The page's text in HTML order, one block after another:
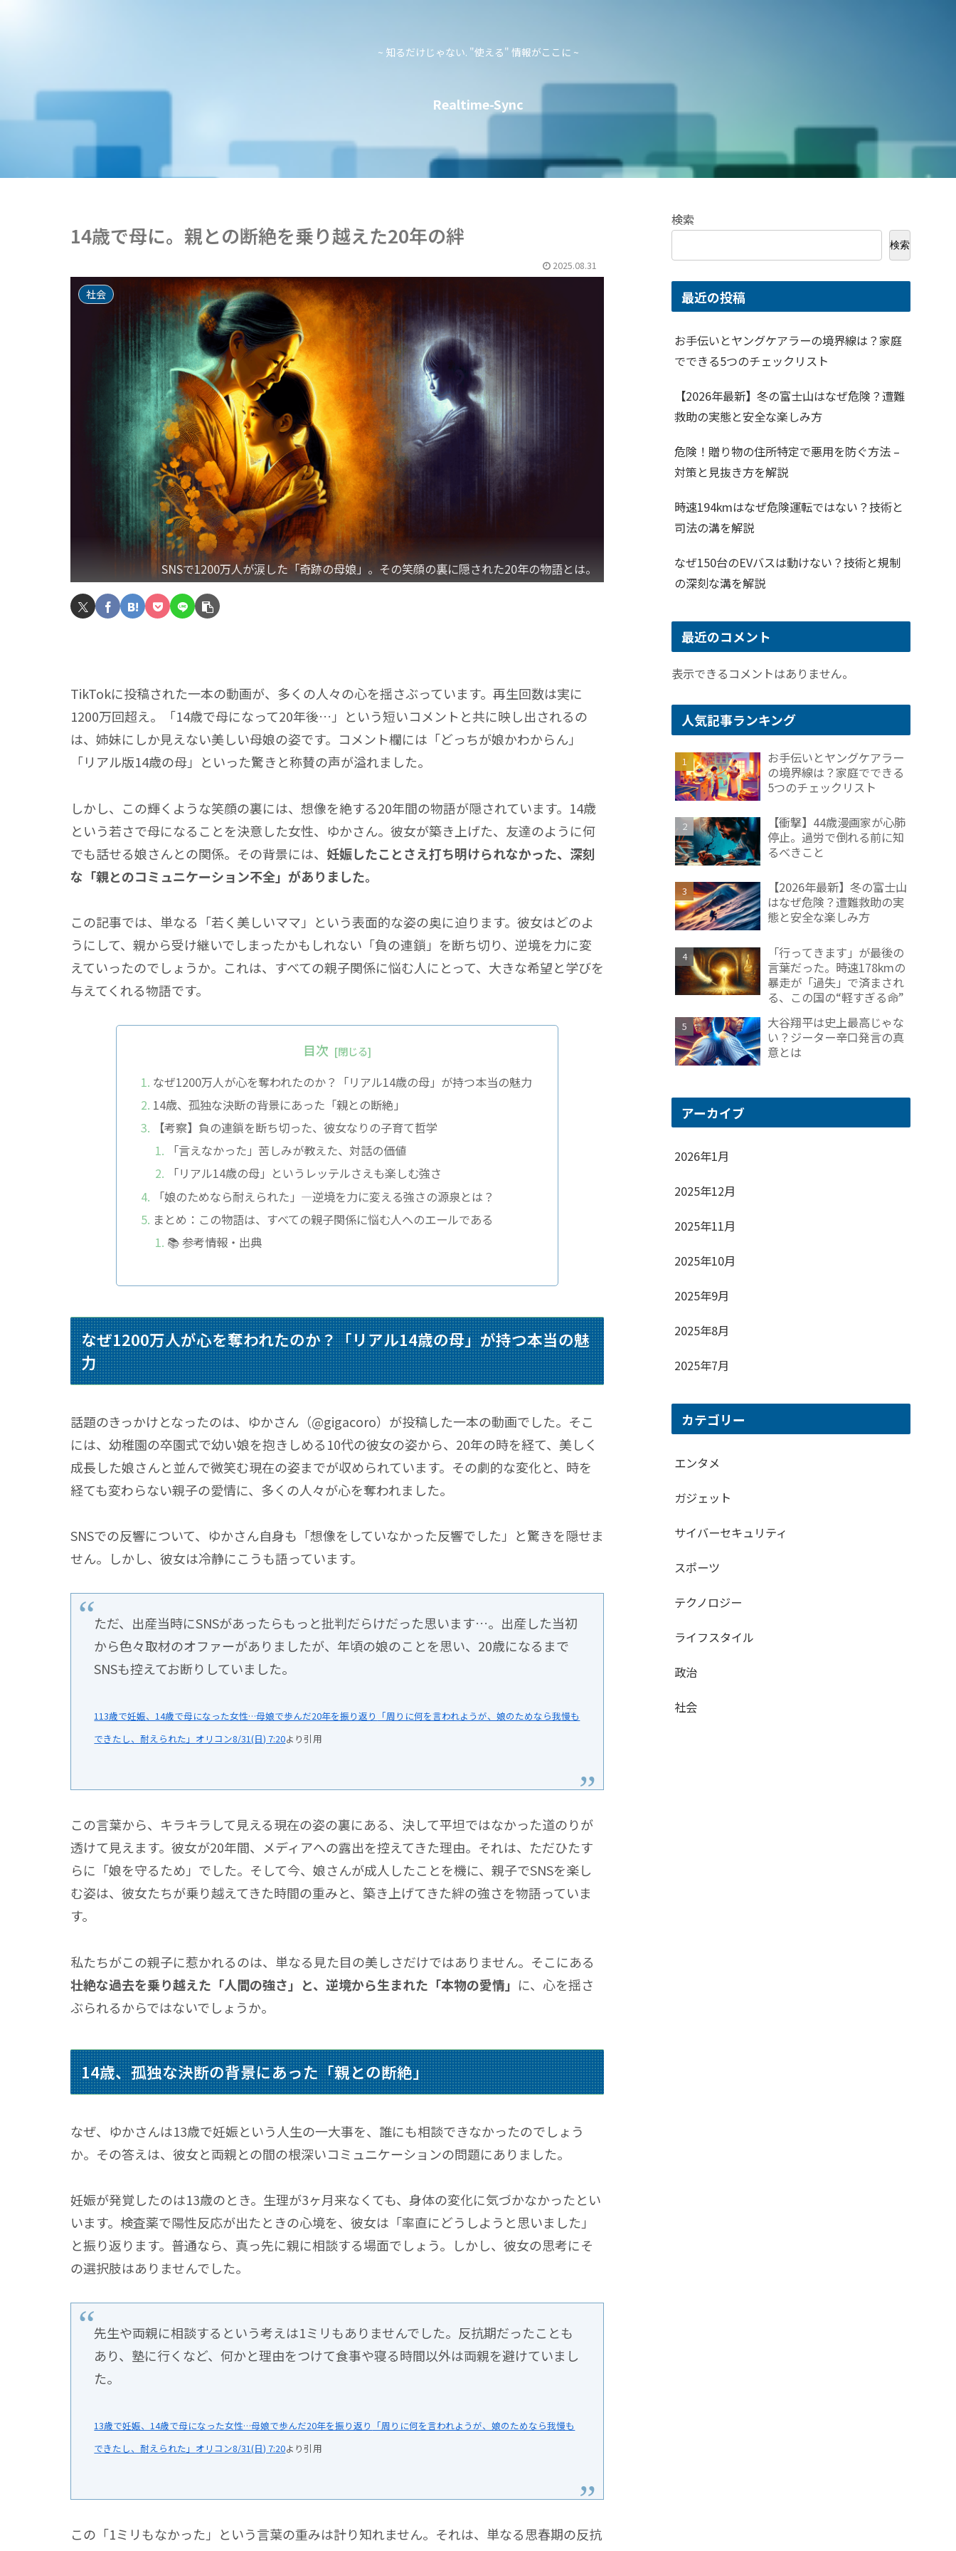
~ 知るだけじゃない. "使える" 情報がここに ~
Realtime-Sync
14歳で母に。親との断絶を乗り越えた20年の絆
2025.08.31
社会
SNSで1200万人が涙した「奇跡の母娘」。その笑顔の裏に隠された20年の物語とは。
TikTokに投稿された一本の動画が、多くの人々の心を揺さぶっています。再生回数は実に
1200万回超え。 「14歳で母になって20年後…」 という短いコメントと共に映し出されるの
は、姉妹にしか見えない美しい母娘の姿です。コメント欄には 「どっちが娘かわからん」
「リアル版14歳の母」 といった驚きと称賛の声が溢れました。
しかし、この輝くような笑顔の裏には、想像を絶する20年間の物語が隠されています。14歳
という若さで母になることを決意した女性、ゆかさん。彼女が築き上げた、友達のように何
でも話せる娘さんとの関係。その背景には、 妊娠したことさえ打ち明けられなかった、深刻
な 「親とのコミュニケーション不全」 がありました。
この記事では、単なる 「若く美しいママ」 という表面的な姿の奥に迫ります。彼女はどのよ
うにして、親から受け継いでしまったかもしれない 「負の連鎖」 を断ち切り、逆境を力に変
えていったのでしょうか。これは、すべての親子関係に悩む人にとって、大きな希望と学びを
与えてくれる物語です。
目次
なぜ1200万人が心を奪われたのか？ 「リアル14歳の母」 が持つ本当の魅力
14歳、孤独な決断の背景にあった 「親との断絶」
【考察】負の連鎖を断ち切った、彼女なりの子育て哲学
「言えなかった」 苦しみが教えた、対話の価値
「リアル14歳の母」 というレッテルさえも楽しむ強さ
「娘のためなら耐えられた」 ―逆境を力に変える強さの源泉とは？
まとめ：この物語は、すべての親子関係に悩む人へのエールである
📚 参考情報・出典
なぜ1200万人が心を奪われたのか？「リアル14歳の母」が持つ本当の魅
力
話題のきっかけとなったのは、ゆかさん（@gigacoro）が投稿した一本の動画でした。そこ
には、幼稚園の卒園式で幼い娘を抱きしめる10代の彼女の姿から、20年の時を経て、美しく
成長した娘さんと並んで微笑む現在の姿までが収められています。その劇的な変化と、時を
経ても変わらない親子の愛情に、多くの人々が心を奪われました。
SNSでの反響について、ゆかさん自身も 「想像をしていなかった反響でした」 と驚きを隠せま
せん。しかし、彼女は冷静にこうも語っています。
ただ、出産当時にSNSがあったらもっと批判だらけだった思います…。出産した当初
から色々取材のオファーがありましたが、年頃の娘のことを思い、20歳になるまで
SNSも控えてお断りしていました。
113歳で妊娠、14歳で母になった女性…母娘で歩んだ20年を振り返り 「周りに何を言われようが、娘のためなら我慢も
できたし、耐えられた」 オリコン8/31(日) 7:20より引用
この言葉から、キラキラして見える現在の姿の裏にある、決して平坦ではなかった道のりが
透けて見えます。彼女が20年間、メディアへの露出を控えてきた理由。それは、ただひたす
らに 「娘を守るため」 でした。そして今、娘さんが成人したことを機に、親子でSNSを楽し
む姿は、彼女たちが乗り越えてきた時間の重みと、築き上げてきた絆の強さを物語っていま
す。
私たちがこの親子に惹かれるのは、単なる見た目の美しさだけではありません。そこにある
壮絶な過去を乗り越えた 「人間の強さ」 と、逆境から生まれた 「本物の愛情」 に、心を揺さ
ぶられるからではないでしょうか。
14歳、孤独な決断の背景にあった「親との断絶」
なぜ、ゆかさんは13歳で妊娠という人生の一大事を、誰にも相談できなかったのでしょう
か。その答えは、彼女と両親との間の根深いコミュニケーションの問題にありました。
妊娠が発覚したのは13歳のとき。生理が3ヶ月来なくても、身体の変化に気づかなかったとい
います。検査薬で陽性反応が出たときの心境を、彼女は 「率直にどうしようと思いました」
と振り返ります。普通なら、真っ先に親に相談する場面でしょう。しかし、彼女の思考にそ
の選択肢はありませんでした。
先生や両親に相談するという考えは1ミリもありませんでした。反抗期だったことも
あり、塾に行くなど、何かと理由をつけて食事や寝る時間以外は両親を避けていまし
た。
13歳で妊娠、14歳で母になった女性…母娘で歩んだ20年を振り返り 「周りに何を言われようが、娘のためなら我慢も
できたし、耐えられた」 オリコン8/31(日) 7:20より引用
この 「1ミリもなかった」 という言葉の重みは計り知れません。それは、単なる思春期の反抗
検索
検索
最近の投稿
お手伝いとヤングケアラーの境界線は？家庭
でできる5つのチェックリスト
【2026年最新】冬の富士山はなぜ危険？遭難
救助の実態と安全な楽しみ方
危険！贈り物の住所特定で悪用を防ぐ方法 –
対策と見抜き方を解説
時速194kmはなぜ危険運転ではない？技術と
司法の溝を解説
なぜ150台のEVバスは動けない？技術と規制
の深刻な溝を解説
最近のコメント
表示できるコメントはありません。
人気記事ランキング
お手伝いとヤングケアラー
の境界線は？家庭でできる
5つのチェックリスト
【衝撃】44歳漫画家が心肺
停止。過労で倒れる前に知
るべきこと
【2026年最新】冬の富士山
はなぜ危険？遭難救助の実
態と安全な楽しみ方
「行ってきます」が最後の
言葉だった。時速178kmの
暴走が「過失」で済まされ
る、この国の“軽すぎる命”
大谷翔平は史上最高じゃな
い？ジーター辛口発言の真
意とは
アーカイブ
2026年1月
2025年12月
2025年11月
2025年10月
2025年9月
2025年8月
2025年7月
カテゴリー
エンタメ
ガジェット
サイバーセキュリティ
スポーツ
テクノロジー
ライフスタイル
政治
社会